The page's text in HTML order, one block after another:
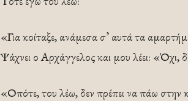
«Για κοίταξε, ανάμεσα σ’ αυτά τα
Ψάχνει ο Αρχάγγελος και μου λέει: «Όχι,
«Οπότε, του λέω, δεν πρέπει να πάω